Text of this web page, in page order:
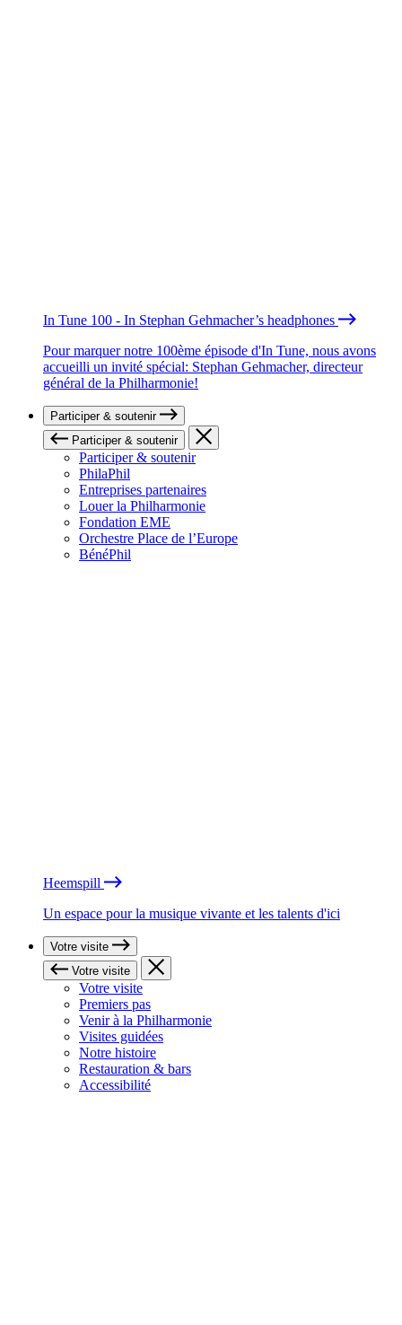
In Tune 100 - In Stephan Gehmacher’s headphones
Pour marquer notre 100ème épisode d'In Tune, nous avons
accueilli un invité spécial: Stephan Gehmacher, directeur
général de la Philharmonie!
Participer & soutenir
Participer & soutenir
Participer & soutenir
PhilaPhil
Entreprises partenaires
Louer la Philharmonie
Fondation EME
Orchestre Place de l’Europe
BénéPhil
Heemspill
Un espace pour la musique vivante et les talents d'ici
Votre visite
Votre visite
Votre visite
Premiers pas
Venir à la Philharmonie
Visites guidées
Notre histoire
Restauration & bars
Accessibilité